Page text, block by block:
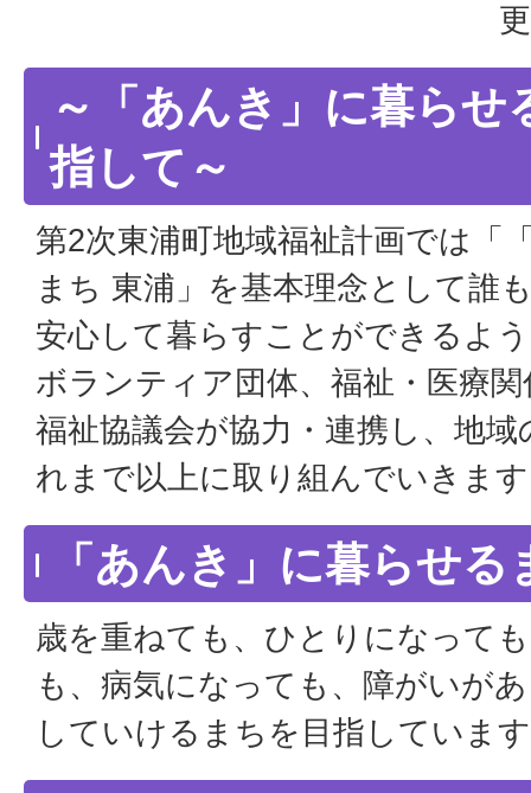
～「あんき」に暮らせ
指して～
第2次東浦町地域福祉計画では「
まち 東浦」を基本理念として誰
安心して暮らすことができるよ
ボランティア団体、福祉・医療
福祉協議会が協力・連携し、地
れまで以上に取り組んでいきま
「あんき」に暮らせ
歳を重ねても、ひとりになって
も、病気になっても、障がいが
していけるまちを目指していま